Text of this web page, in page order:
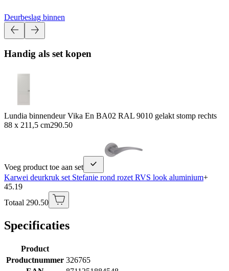
Deurbeslag binnen
Handig als set kopen
Lundia binnendeur Vika En BA02 RAL 9010 gelakt stomp rechts
88 x 211,5 cm290.50
Voeg product toe aan set
Karwei deurkruk set Stefanie rond rozet RVS look aluminium+
45.19
Totaal 290.50
Specificaties
Product
Productnummer 326765